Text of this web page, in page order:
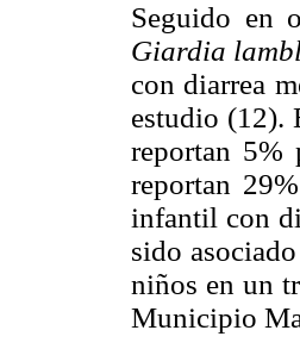
Seguido en
Giardia
con diarrea
estudio (12).
reportan 5%
reportan
infantil con
sido
niños en un
Municipio